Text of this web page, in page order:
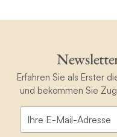
Erfahren Sie als Erster
und bekommen Sie